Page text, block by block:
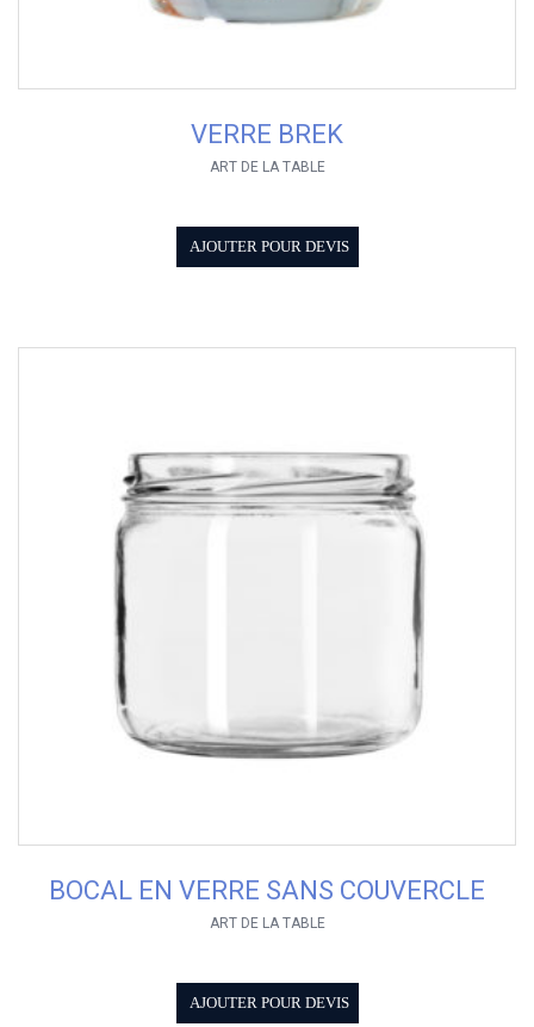
VERRE BREK
ART DE LA TABLE
AJOUTER POUR DEVIS
BOCAL EN VERRE SANS COUVERCLE
ART DE LA TABLE
AJOUTER POUR DEVIS